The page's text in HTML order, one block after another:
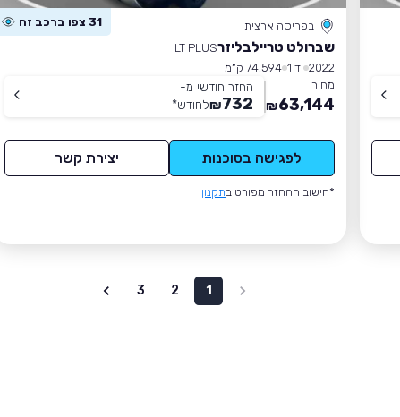
בפריסה ארצית 31 צפו ברכב זה
שברולט טריילבליזרLT PLUS
2022 יד 1
74,594 ק״מ
מחיר
63,144
₪
החזר חודשי מ-
732
₪לחודש*
לפגישה בסוכנות יצירת קשר
*חישוב ההחזר מפורט בתקנון
1
2
3